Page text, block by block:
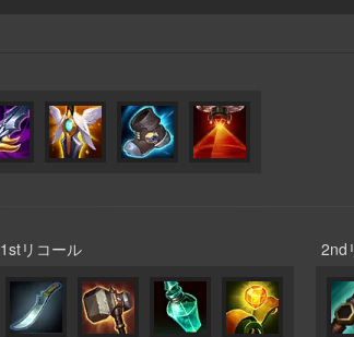
1stリコール 2nd